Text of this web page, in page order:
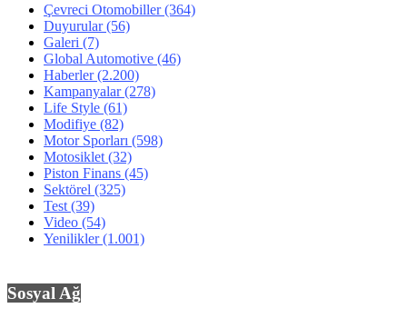
Çevreci Otomobiller(364)
Duyurular(56)
Galeri (7)
Global Automotive (46)
Haberler(2.200)
Kampanyalar(278)
Life Style (61)
Modifiye (82)
Motor Sporları (598)
Motosiklet (32)
Piston Finans (45)
Sektörel (325)
Test (39)
Video (54)
Yenilikler(1.001)
Sosyal Ağ